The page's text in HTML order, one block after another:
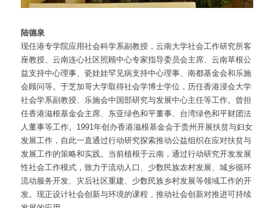
陆德泉
现任港专学院应用社会科学系副教授，云南大学社会工作研究所客
座教授、云南连心社区照顾中心专家指导委员会主席、云南草根公
益支持中心理事、瓷娃娃罕见病支持中心理事、南都基金会和乐施
会顾问等。于芝加哥大学取得社会学博士学位，历任香港浸会大学
社会学系副教授、乐施会中国部研究与发展中心主任等工作。曾担
任香港滋根基金会主席、东亚绿色和平董事、台湾绿色和平财团法
人董事等工作。1991年创办香港滋根基金会于贵州开展扶贫与妇女
发展工作，自此一直通过行动研究探索推动公益组织在应对扶贫与
发展工作的策略和实践。当前植根于云南，通过行动研究开发发展
性社会工作模式，致力于流动人口、少数民族农村发展、城乡循环
流动服务开发、灾后社区重建、少数民族乡村发展等领域工作的开
发。现正设计社会创新与环境的课程，推动社会创新对推进可持续